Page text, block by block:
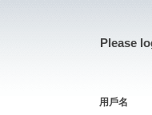
Please
用戶名